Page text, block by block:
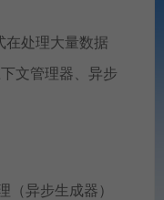
在处理大量数据
文管理器、异步
异步生成器）